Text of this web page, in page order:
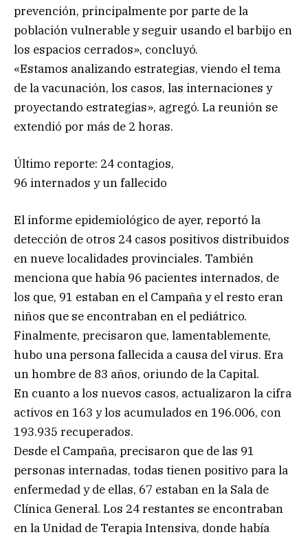
prevención, principalmente por parte de la
población vulnerable y seguir usando el barbijo en
los espacios cerrados», concluyó.
«Estamos analizando estrategias, viendo el tema
de la vacunación, los casos, las internaciones y
proyectando estrategias», agregó. La reunión se
extendió por más de 2 horas.
Último reporte: 24 contagios,
96 internados y un fallecido
El informe epidemiológico de ayer, reportó la
detección de otros 24 casos positivos distribuidos
en nueve localidades provinciales. También
menciona que había 96 pacientes internados, de
los que, 91 estaban en el Campaña y el resto eran
niños que se encontraban en el pediátrico.
Finalmente, precisaron que, lamentablemente,
hubo una persona fallecida a causa del virus. Era
un hombre de 83 años, oriundo de la Capital.
En cuanto a los nuevos casos, actualizaron la cifra
activos en 163 y los acumulados en 196.006, con
193.935 recuperados.
Desde el Campaña, precisaron que de las 91
personas internadas, todas tienen positivo para la
enfermedad y de ellas, 67 estaban en la Sala de
Clínica General. Los 24 restantes se encontraban
en la Unidad de Terapia Intensiva, donde había